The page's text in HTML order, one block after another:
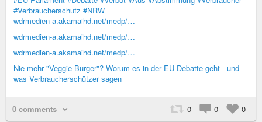
#Verbraucherschutz #NRW
wdrmedien-a.akamaihd.net/medp/…
wdrmedien-a.akamaihd.net/medp/…
wdrmedien-a.akamaihd.net/medp/…
Nie mehr "Veggie-Burger"? Worum es in der EU-Debatte geht - und
was Verbraucherschützer sagen
0 comments 0 0 0